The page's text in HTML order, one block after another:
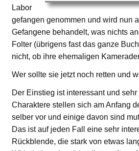
Labor
gefangen genommen und wird nun
Gefangene behandelt, was nichts
Folter (übrigens fast das ganze
nicht, ob ihre ehemaligen
Wer sollte sie jetzt noch retten und
Der Einstieg ist interessant und
Charaktere stellen sich am Anfang
selber vor und einige davon sind
Das ist auf jeden Fall eine sehr
Rückblende, die stark von etwas